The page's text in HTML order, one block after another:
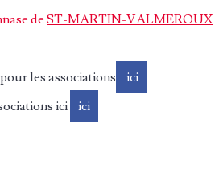
deST-MARTIN-VALMEROUX
les associations
ici
ici
ici